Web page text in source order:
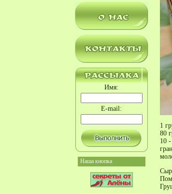
Имя:
E-mail:
Наша кнопка
1
80
10
Сыр